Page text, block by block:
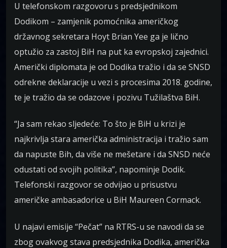
U telefonskom razgovoru s predsjednikom
Dodikom – zamjenik pomoćnika američkog
državnog sekretara Hoyt Brian Yee ga je lično
optužio za zastoj BiH na put ka evropskoj zajednici.
Američki diplomata je od Dodika tražio i da se SNSD
odrekne deklaracije u vezi s procesima 2018. godine,
te je tražio da se odazove i pozivu Tužilaštva BiH.
“Ja sam rekao sljedeće: To što je BiH u krizi je
najkrivlja stara američka administracija i tražio sam
da napuste Bih, da više ne mešetare i da SNSD neće
odustati od svojih politika”, napominje Dodik.
Telefonski razgovor se odvijao u prisustvu
američke ambasadorice u BiH Maureen Cormack.
U najavi emisije “Pečat” na RTRS-u se navodi da se
zbog ovakvog stava predsjednika Dodika, američka